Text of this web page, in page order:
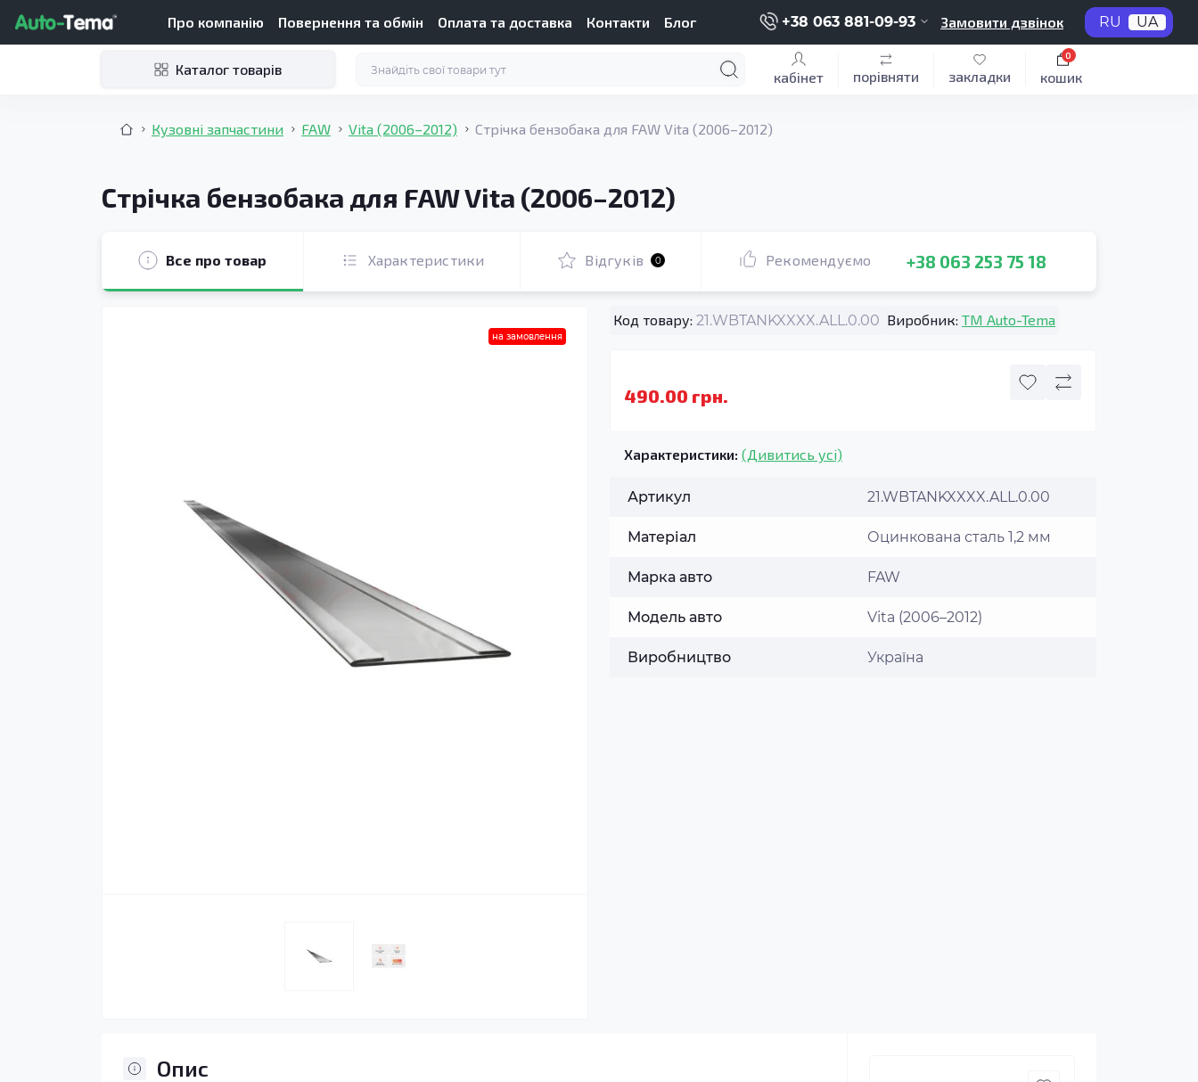
Про компанію Повернення та обмін Оплата та доставка Контакти Блог +38 063 881-09-93 Замовити дзвінок RU UA
Каталог товарів кабінет порівняти закладки кошик
0
Кузовні запчастини FAW Vita (2006–2012) Стрічка бензобака для FAW Vita (2006–2012)
Стрічка бензобака для FAW Vita (2006–2012)
Все про товар Характеристики Відгуків 0 Рекомендуємо +38 063 253 75 18
на замовлення
Код товару: 21.WBTANKXXXX.ALL.0.00 Виробник: TM Auto-Tema
490.00 грн.
Характеристики: (Дивитись усі)
Артикул 21.WBTANKXXXX.ALL.0.00
Матеріал Оцинкована сталь 1,2 мм
Марка авто FAW
Модель авто Vita (2006–2012)
Виробництво Україна
Опис